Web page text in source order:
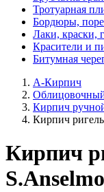
Тротуарная
Бордюры,
Лаки, краски,
Красители и
Битумная
А-Кирпич
Кирпич
Кирпич
Кирпич